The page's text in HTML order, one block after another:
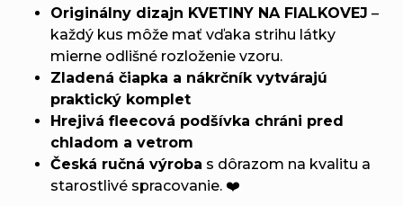
Originálny dizajn KVETINY NA FIALKOVEJ –
každý kus môže mať vďaka strihu látky
mierne odlišné rozloženie vzoru.
Zladená čiapka a nákrčník vytvárajú
praktický komplet
Hrejivá fleecová podšívka chráni pred
chladom a vetrom
Česká ručná výroba s dôrazom na kvalitu a
starostlivé spracovanie. ❤️